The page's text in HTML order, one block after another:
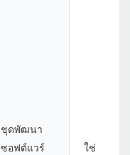
ชุดพัฒนา
ซอฟต์แวร์
ใช่